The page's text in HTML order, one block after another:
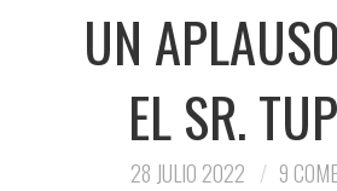
UN
EL SR.
28 JULIO 2022 9